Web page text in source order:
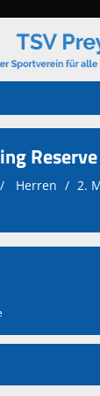
Herren
2.